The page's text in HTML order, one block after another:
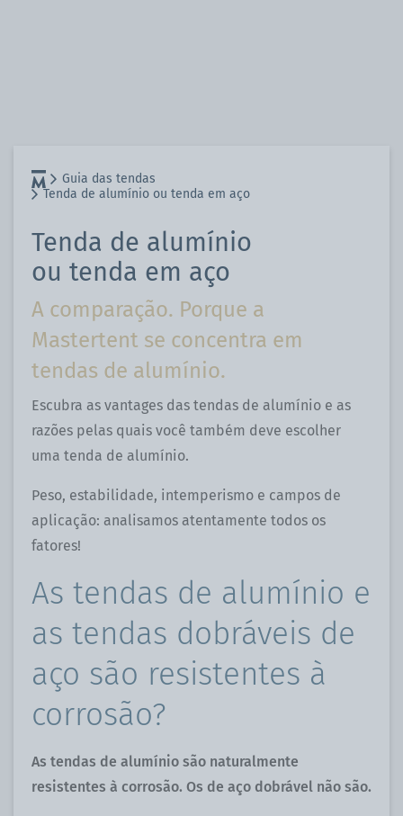
Guia das tendas
Tenda de alumínio ou tenda em aço
Tenda de alumínio
ou tenda em aço
A comparação. Porque a
Mastertent se concentra em
tendas de alumínio.
Escubra as vantages das tendas de alumínio e as
razões pelas quais você também deve escolher
uma tenda de alumínio.
Peso, estabilidade, intemperismo e campos de
aplicação: analisamos atentamente todos os
fatores!
As tendas de alumínio e
as tendas dobráveis ​​de
aço são resistentes à
corrosão?
As tendas de alumínio são naturalmente
resistentes à corrosão. Os de aço dobrável não são.